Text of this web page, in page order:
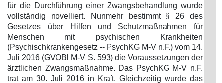
für die Durchführung einer Zwangsbehandlung wurde
vollständig novelliert. Nunmehr bestimmt § 26 des
Gesetzes über Hilfen und Schutzmaßnahmen für
Menschen mit psychischen Krankheiten
(Psychischkrankengesetz -- PsychKG M-V n.F.) vom 14.
Juli 2016 (GVOBl M-V S. 593) die Voraussetzungen der
ärztlichen Zwangsmaßnahme. Das PsychKG M-V n.F.
trat am 30. Juli 2016 in Kraft. Gleichzeitig wurde das